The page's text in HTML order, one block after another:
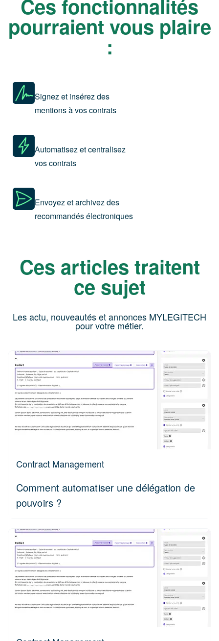
Ces fonctionnalités
pourraient vous plaire
:
Signez et insérez des
mentions à vos contrats
Automatisez et centralisez
vos contrats
Envoyez et archivez des
recommandés électroniques
Ces articles traitent
ce sujet
Les actu, nouveautés et annonces MYLEGITECH
pour votre métier.
Contract Management
Comment automatiser une délégation de
pouvoirs ?